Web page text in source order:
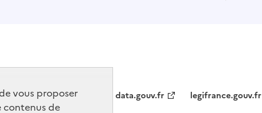
vous proposer
contenus de
data.gouv.fr legifrance.gouv.fr